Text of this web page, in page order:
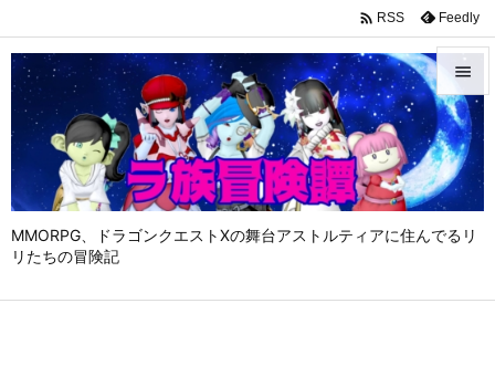
MMORPG、ドラゴンクエストⅩの舞台アストルティアに住んでるリ
リたちの冒険記


メニュ

サイド

 RSS Feedly